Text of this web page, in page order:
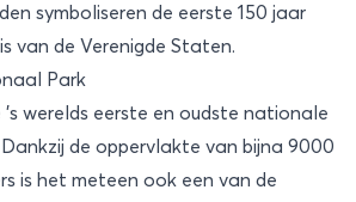
symboliseren de eerste 150 jaar
van de Verenigde Staten.
Park
’s werelds eerste en oudste nationale
Dankzij de oppervlakte van bijna 9000
is het meteen ook een van de